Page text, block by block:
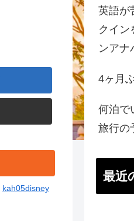
kah05disney
英語が
クイン
ンアナ
4ヶ月
何泊で
旅行の
最近